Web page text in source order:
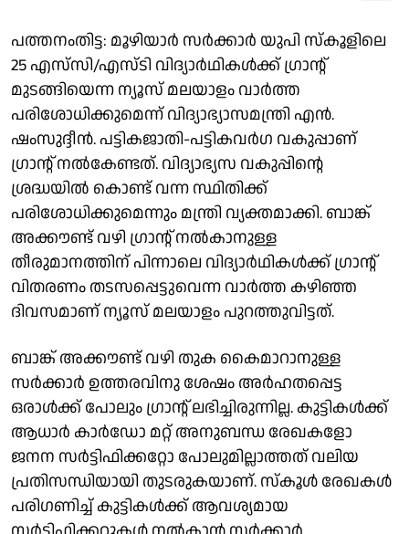
പത്തനംതിട്ട: മൂഴിയാർ സർക്കാർ യുപി സ്കൂളിലെ
25 എസ്‌സി/എസ്ടി വിദ്യാർഥികൾക്ക് ഗ്രാന്റ്
മുടങ്ങിയെന്ന ന്യൂസ് മലയാളം വാർത്ത
പരിശോധിക്കുമെന്ന് വിദ്യാഭ്യാസമന്ത്രി എൻ.
ഷംസുദ്ദീൻ. പട്ടികജാതി-പട്ടികവർഗ വകുപ്പാണ്
ഗ്രാന്റ് നൽകേണ്ടത്. വിദ്യാഭ്യസ വകുപ്പിന്റെ
ശ്രദ്ധയിൽ കൊണ്ട് വന്ന സ്ഥിതിക്ക്
പരിശോധിക്കുമെന്നും മന്ത്രി വ്യക്തമാക്കി. ബാങ്ക്
അക്കൗണ്ട് വഴി ഗ്രാന്റ് നൽകാനുള്ള
തീരുമാനത്തിന് പിന്നാലെ വിദ്യാർഥികൾക്ക് ഗ്രാന്റ്
വിതരണം തടസപ്പെട്ടുവെന്ന വാർത്ത കഴിഞ്ഞ
ദിവസമാണ് ന്യൂസ് മലയാളം പുറത്തുവിട്ടത്.
ബാങ്ക് അക്കൗണ്ട് വഴി തുക കൈമാറാനുള്ള
സർക്കാർ ഉത്തരവിനു ശേഷം അർഹതപ്പെട്ട
ഒരാൾക്ക് പോലും ഗ്രാന്റ് ലഭിച്ചിരുന്നില്ല. കുട്ടികൾക്ക്
ആധാർ കാർഡോ മറ്റ് അനുബന്ധ രേഖകളോ
ജനന സർട്ടിഫിക്കറ്റോ പോലുമില്ലാത്തത് വലിയ
പ്രതിസന്ധിയായി തുടരുകയാണ്. സ്കൂൾ രേഖകൾ
പരിഗണിച്ച് കുട്ടികൾക്ക് ആവശ്യമായ